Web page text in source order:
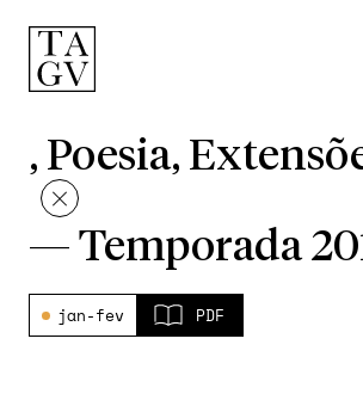
, Poesia,
— Temporada
jan-fev PDF